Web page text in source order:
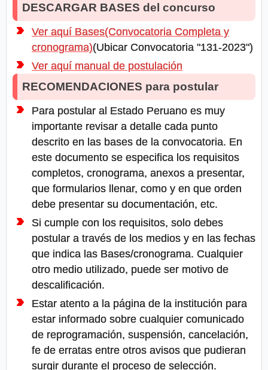
DESCARGAR BASES del concurso
Ver aquí Bases(Convocatoria Completa y
cronograma)(Ubicar Convocatoria "131-2023")
Ver aquí manual de postulación
RECOMENDACIONES para postular
Para postular al Estado Peruano es muy
importante revisar a detalle cada punto
descrito en las bases de la convocatoria. En
este documento se especifica los requisitos
completos, cronograma, anexos a presentar,
que formularios llenar, como y en que orden
debe presentar su documentación, etc.
Si cumple con los requisitos, solo debes
postular a través de los medios y en las fechas
que indica las Bases/cronograma. Cualquier
otro medio utilizado, puede ser motivo de
descalificación.
Estar atento a la página de la institución para
estar informado sobre cualquier comunicado
de reprogramación, suspensión, cancelación,
fe de erratas entre otros avisos que pudieran
surgir durante el proceso de selección.